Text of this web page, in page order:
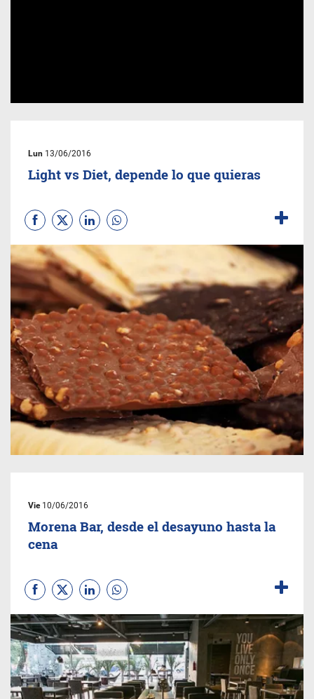
Lun 13/06/2016
Light vs Diet, depende lo que quieras
Vie10/06/2016
Morena Bar, desde el desayuno hasta la
cena